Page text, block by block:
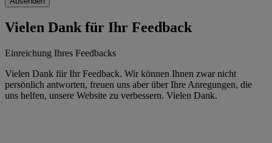
Vielen Dank für Ihr Feedback
Einreichung Ihres Feedbacks
Vielen Dank für Ihr Feedback. Wir können Ihnen zwar nicht
persönlich antworten, freuen uns aber über Ihre Anregungen, die
uns helfen, unsere Website zu verbessern. Vielen Dank.